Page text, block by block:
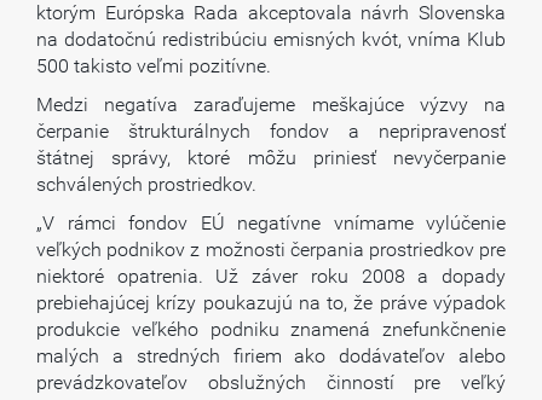
ktorým Európska Rada akceptovala návrh Slovenska
na dodatočnú redistribúciu emisných kvót, vníma Klub
500 takisto veľmi pozitívne.
Medzi negatíva zaraďujeme meškajúce výzvy na
čerpanie štrukturálnych fondov a nepripravenosť
štátnej správy, ktoré môžu priniesť nevyčerpanie
schválených prostriedkov.
„V rámci fondov EÚ negatívne vnímame vylúčenie
veľkých podnikov z možnosti čerpania prostriedkov pre
niektoré opatrenia. Už záver roku 2008 a dopady
prebiehajúcej krízy poukazujú na to, že práve výpadok
produkcie veľkého podniku znamená znefunkčnenie
malých a stredných firiem ako dodávateľov alebo
prevádzkovateľov obslužných činností pre veľký